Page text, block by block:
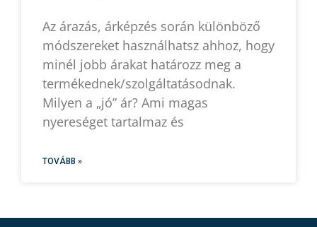
Az árazás, árképzés során különböző
módszereket használhatsz ahhoz, hogy
minél jobb árakat határozz meg a
termékednek/szolgáltatásodnak.
Milyen a „jó” ár? Ami magas
nyereséget tartalmaz és
TOVÁBB »